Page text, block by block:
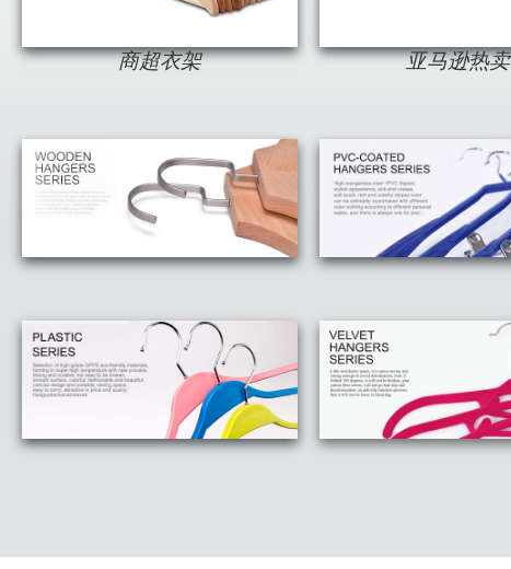
商超衣架 亚马逊热卖